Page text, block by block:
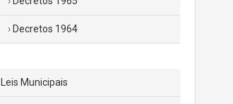
Decretos 1964
Leis Municipais